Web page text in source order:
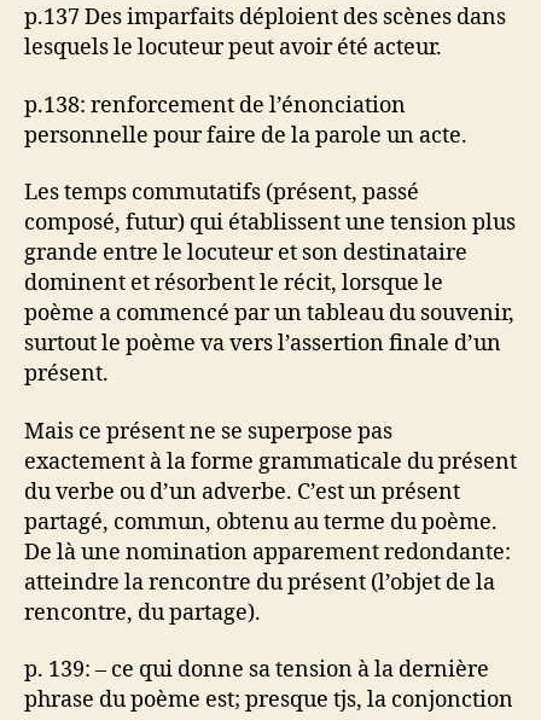
p.137 Des imparfaits déploient des scènes dans
lesquels le locuteur peut avoir été acteur.
p.138: renforcement de l’énonciation
personnelle pour faire de la parole un acte.
Les temps commutatifs (présent, passé
composé, futur) qui établissent une tension plus
grande entre le locuteur et son destinataire
dominent et résorbent le récit, lorsque le
poème a commencé par un tableau du souvenir,
surtout le poème va vers l’assertion finale d’un
présent.
Mais ce présent ne se superpose pas
exactement à la forme grammaticale du présent
du verbe ou d’un adverbe. C’est un présent
partagé, commun, obtenu au terme du poème.
De là une nomination apparement redondante:
atteindre la rencontre du présent (l’objet de la
rencontre, du partage).
p. 139: – ce qui donne sa tension à la dernière
phrase du poème est; presque tjs, la conjonction